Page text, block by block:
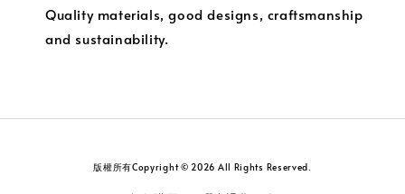
Quality materials, good designs, craftsmanship
and sustainability.
版權所有Copyright © 2026 All Rights Reserved.